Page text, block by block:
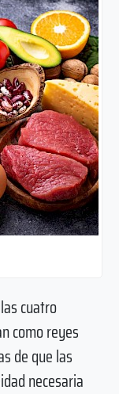
cuatro
como reyes
de que las
necesaria